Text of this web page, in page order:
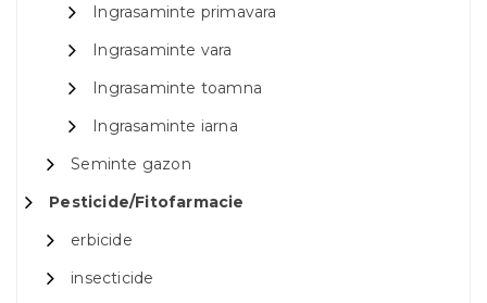
Ingrasaminte primavara
Ingrasaminte vara
Ingrasaminte toamna
Ingrasaminte iarna
Seminte gazon
Pesticide/Fitofarmacie
erbicide
insecticide